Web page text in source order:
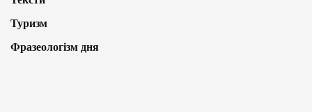
Туризм
Фразеологізм дня